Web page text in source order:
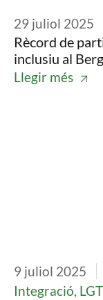
29 juliol 2025
Rècord de
inclusiu al
Llegir més
9 juliol 2025
Integració,